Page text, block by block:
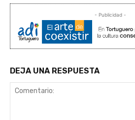
- Publicidad -
DEJA UNA RESPUESTA